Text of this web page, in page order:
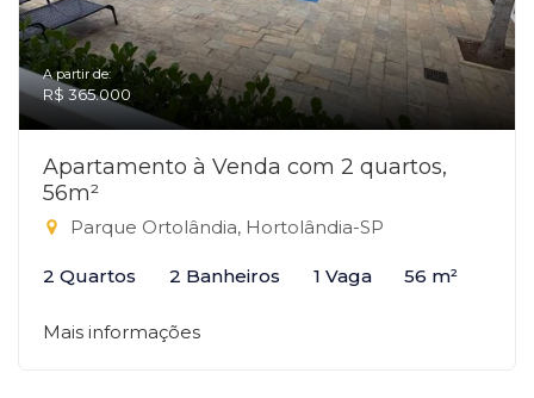
A partir de:
R$ 365.000
Apartamento à Venda com 2 quartos,
56m²
Parque Ortolândia, Hortolândia-SP
2 Quartos 2 Banheiros 1 Vaga 56 m²
Mais informações